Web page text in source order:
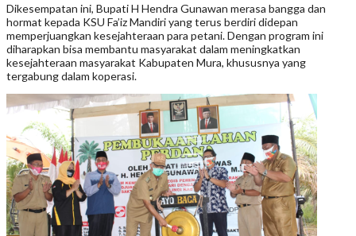
Dikesempatan ini, Bupati H Hendra Gunawan merasa bangga dan
hormat kepada KSU Fa’iz Mandiri yang terus berdiri didepan
memperjuangkan kesejahteraan para petani. Dengan program ini
diharapkan bisa membantu masyarakat dalam meningkatkan
kesejahteraan masyarakat Kabupaten Mura, khususnya yang
tergabung dalam koperasi.